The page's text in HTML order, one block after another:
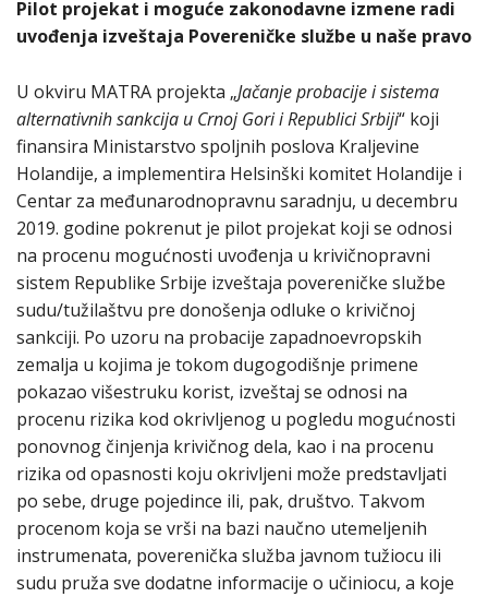
Pilot projekat i moguće zakonodavne izmene radi
uvođenja izveštaja Povereničke službe u naše pravo
U okviru MATRA projekta „Jačanje probacije i sistema
alternativnih sankcija u Crnoj Gori i Republici Srbiji“ koji
finansira Ministarstvo spoljnih poslova Kraljevine
Holandije, a implementira Helsinški komitet Holandije i
Centar za međunarodnopravnu saradnju, u decembru
2019. godine pokrenut je pilot projekat koji se odnosi
na procenu mogućnosti uvođenja u krivičnopravni
sistem Republike Srbije izveštaja povereničke službe
sudu/tužilaštvu pre donošenja odluke o krivičnoj
sankciji. Po uzoru na probacije zapadnoevropskih
zemalja u kojima je tokom dugogodišnje primene
pokazao višestruku korist, izveštaj se odnosi na
procenu rizika kod okrivljenog u pogledu mogućnosti
ponovnog činjenja krivičnog dela, kao i na procenu
rizika od opasnosti koju okrivljeni može predstavljati
po sebe, druge pojedince ili, pak, društvo. Takvom
procenom koja se vrši na bazi naučno utemeljenih
instrumenata, poverenička služba javnom tužiocu ili
sudu pruža sve dodatne informacije o učiniocu, a koje